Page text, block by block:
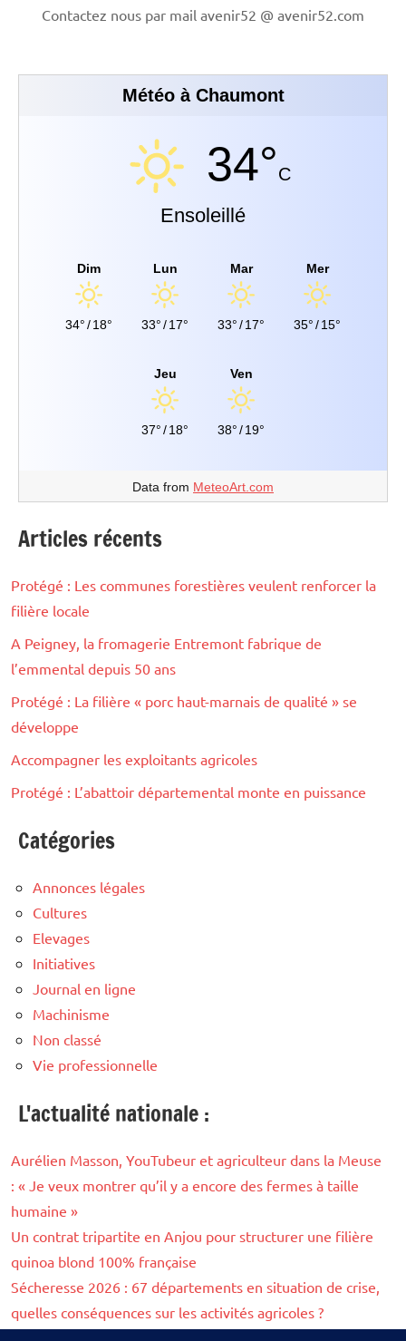
Contactez nous par mail avenir52 @ avenir52.com
Météo à Chaumont
34°C
Ensoleillé
Dim
34°/18°
Lun
33°/17°
Mar
33°/17°
Mer
35°/15°
Jeu
37°/18°
Ven
38°/19°
Data from MeteoArt.com
Articles récents
Protégé : Les communes forestières veulent renforcer la
filière locale
A Peigney, la fromagerie Entremont fabrique de
l’emmental depuis 50 ans
Protégé : La filière « porc haut-marnais de qualité » se
développe
Accompagner les exploitants agricoles
Protégé : L’abattoir départemental monte en puissance
Catégories
Annonces légales
Cultures
Elevages
Initiatives
Journal en ligne
Machinisme
Non classé
Vie professionnelle
L'actualité nationale :
Aurélien Masson, YouTubeur et agriculteur dans la Meuse
: « Je veux montrer qu’il y a encore des fermes à taille
humaine »
Un contrat tripartite en Anjou pour structurer une filière
quinoa blond 100% française
Sécheresse 2026 : 67 départements en situation de crise,
quelles conséquences sur les activités agricoles ?